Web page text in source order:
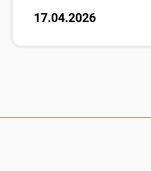
17.04.2026